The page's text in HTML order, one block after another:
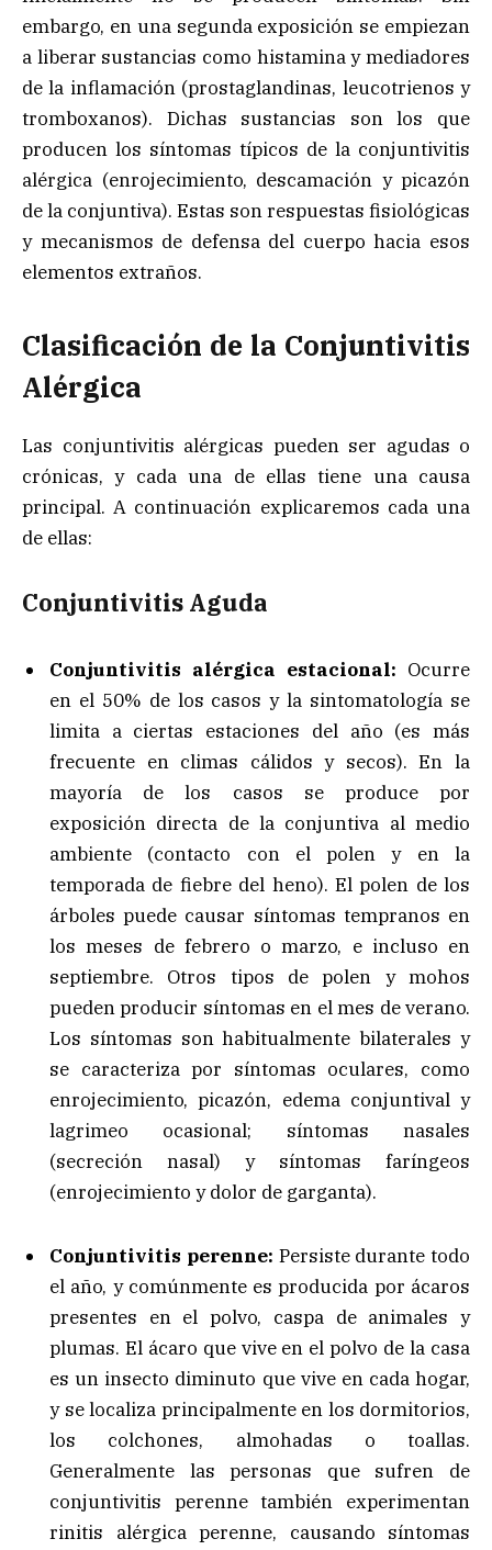
embargo, en una segunda exposición se empiezan
a liberar sustancias como histamina y mediadores
de la inflamación (prostaglandinas, leucotrienos y
tromboxanos). Dichas sustancias son los que
producen los síntomas típicos de la conjuntivitis
alérgica (enrojecimiento, descamación y picazón
de la conjuntiva). Estas son respuestas fisiológicas
y mecanismos de defensa del cuerpo hacia esos
elementos extraños.
Clasificación de la Conjuntivitis
Alérgica
Las conjuntivitis alérgicas pueden ser agudas o
crónicas, y cada una de ellas tiene una causa
principal. A continuación explicaremos cada una
de ellas:
Conjuntivitis Aguda
Conjuntivitis alérgica estacional: Ocurre
en el 50% de los casos y la sintomatología se
limita a ciertas estaciones del año (es más
frecuente en climas cálidos y secos). En la
mayoría de los casos se produce por
exposición directa de la conjuntiva al medio
ambiente (contacto con el polen y en la
temporada de fiebre del heno). El polen de los
árboles puede causar síntomas tempranos en
los meses de febrero o marzo, e incluso en
septiembre. Otros tipos de polen y mohos
pueden producir síntomas en el mes de verano.
Los síntomas son habitualmente bilaterales y
se caracteriza por síntomas oculares, como
enrojecimiento, picazón, edema conjuntival y
lagrimeo ocasional; síntomas nasales
(secreción nasal) y síntomas faríngeos
(enrojecimiento y dolor de garganta).
Conjuntivitis perenne: Persiste durante todo
el año, y comúnmente es producida por ácaros
presentes en el polvo, caspa de animales y
plumas. El ácaro que vive en el polvo de la casa
es un insecto diminuto que vive en cada hogar,
y se localiza principalmente en los dormitorios,
los colchones, almohadas o toallas.
Generalmente las personas que sufren de
conjuntivitis perenne también experimentan
rinitis alérgica perenne, causando síntomas